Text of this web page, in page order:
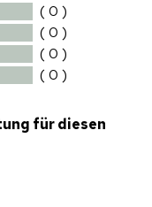
( 0 )
( 0 )
( 0 )
( 0 )
für diesen